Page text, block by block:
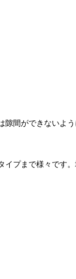
間ができないよ
プまで様々です